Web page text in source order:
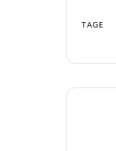
TAGE